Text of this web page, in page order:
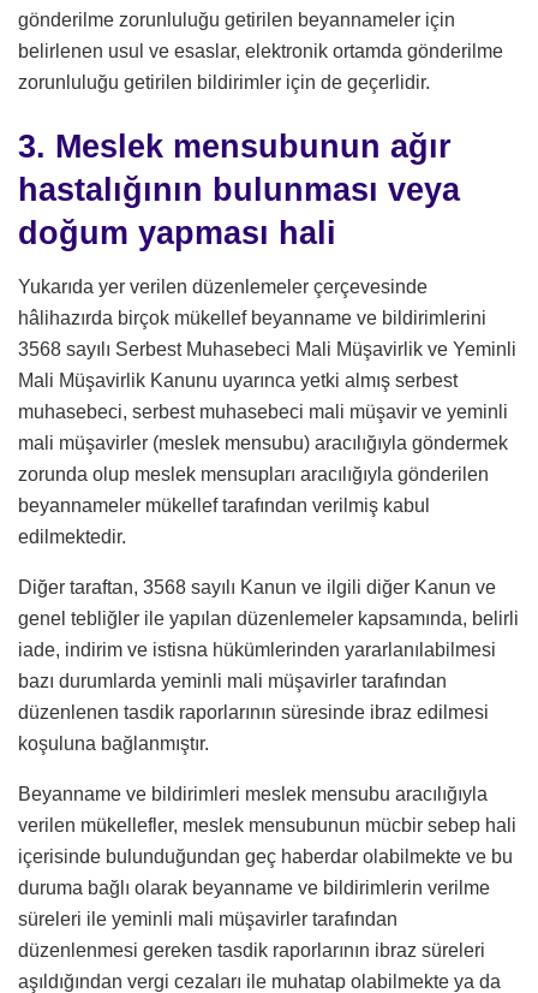
gönderilme zorunluluğu getirilen beyannameler için
belirlenen usul ve esaslar, elektronik ortamda gönderilme
zorunluluğu getirilen bildirimler için de geçerlidir.
3. Meslek mensubunun ağır
hastalığının bulunması veya
doğum yapması hali
Yukarıda yer verilen düzenlemeler çerçevesinde
hâlihazırda birçok mükellef beyanname ve bildirimlerini
3568 sayılı Serbest Muhasebeci Mali Müşavirlik ve Yeminli
Mali Müşavirlik Kanunu uyarınca yetki almış serbest
muhasebeci, serbest muhasebeci mali müşavir ve yeminli
mali müşavirler (meslek mensubu) aracılığıyla göndermek
zorunda olup meslek mensupları aracılığıyla gönderilen
beyannameler mükellef tarafından verilmiş kabul
edilmektedir.
Diğer taraftan, 3568 sayılı Kanun ve ilgili diğer Kanun ve
genel tebliğler ile yapılan düzenlemeler kapsamında, belirli
iade, indirim ve istisna hükümlerinden yararlanılabilmesi
bazı durumlarda yeminli mali müşavirler tarafından
düzenlenen tasdik raporlarının süresinde ibraz edilmesi
koşuluna bağlanmıştır.
Beyanname ve bildirimleri meslek mensubu aracılığıyla
verilen mükellefler, meslek mensubunun mücbir sebep hali
içerisinde bulunduğundan geç haberdar olabilmekte ve bu
duruma bağlı olarak beyanname ve bildirimlerin verilme
süreleri ile yeminli mali müşavirler tarafından
düzenlenmesi gereken tasdik raporlarının ibraz süreleri
aşıldığından vergi cezaları ile muhatap olabilmekte ya da